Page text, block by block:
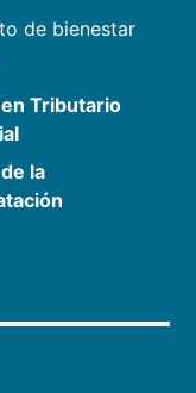
de bienestar
Tributario
la